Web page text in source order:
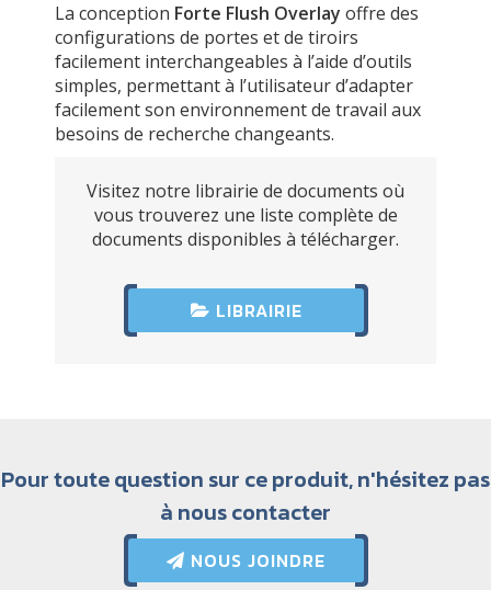
La conception Forte Flush Overlay offre des
configurations de portes et de tiroirs
facilement interchangeables à l’aide d’outils
simples, permettant à l’utilisateur d’adapter
facilement son environnement de travail aux
besoins de recherche changeants.
Visitez notre librairie de documents où
vous trouverez une liste complète de
documents disponibles à télécharger.
LIBRAIRIE
Pour toute question sur ce produit, n'hésitez pas
à nous contacter
NOUS JOINDRE